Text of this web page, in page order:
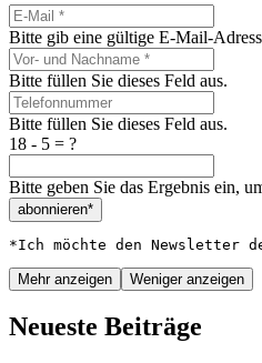
Bitte gib eine gültige E-Mail-
Bitte füllen Sie dieses Feld aus.
Bitte füllen Sie dieses Feld aus.
18 - 5 = ?
Bitte geben Sie das Ergebnis ein,
abonnieren*
*Ich möchte den Newsletter
Mehr anzeigen Weniger anzeigen
Neueste Beiträge